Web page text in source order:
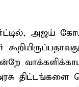
அஜய்
திட்டங்களை